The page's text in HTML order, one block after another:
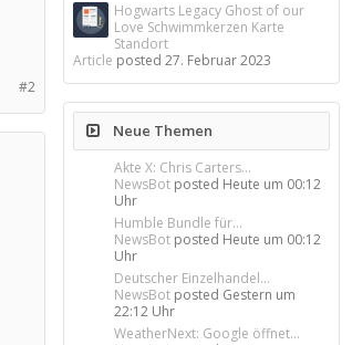
#2
Hogwarts Legacy Ghost of our
Love Schwimmkerzen Karte
Standort
Article posted27. Februar 2023
Neue Themen
Akte X: Chris Carters...
NewsBot posted Heute um 00:12
Uhr
Humble Bundle für...
NewsBot posted Heute um 00:12
Uhr
Deutscher Einzelhandel...
NewsBot posted Gestern um
22:12 Uhr
WeatherNext: Google öffnet...